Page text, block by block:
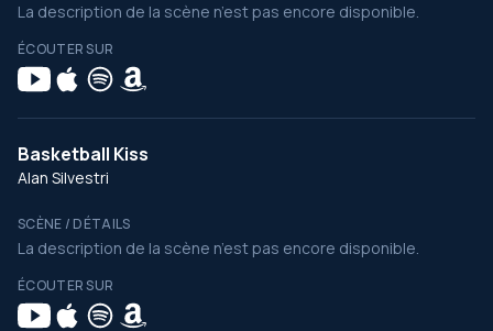
La description de la scène n’est pas encore disponible.
ÉCOUTER SUR
Basketball Kiss
Alan Silvestri
SCÈNE / DÉTAILS
La description de la scène n’est pas encore disponible.
ÉCOUTER SUR